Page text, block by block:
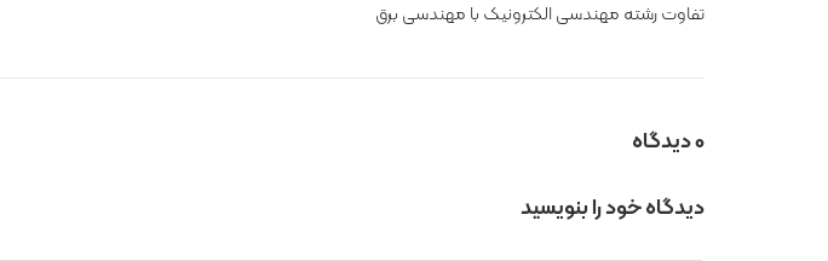
تفاوت رشته مهندسی الکترونیک با مهندسی برق
0 دیدگاه
دیدگاه خود را بنویسید